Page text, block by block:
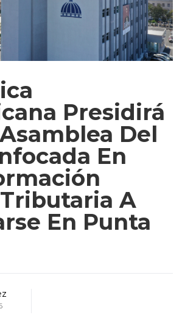
Presidirá
Asamblea Del
En
A
En Punta